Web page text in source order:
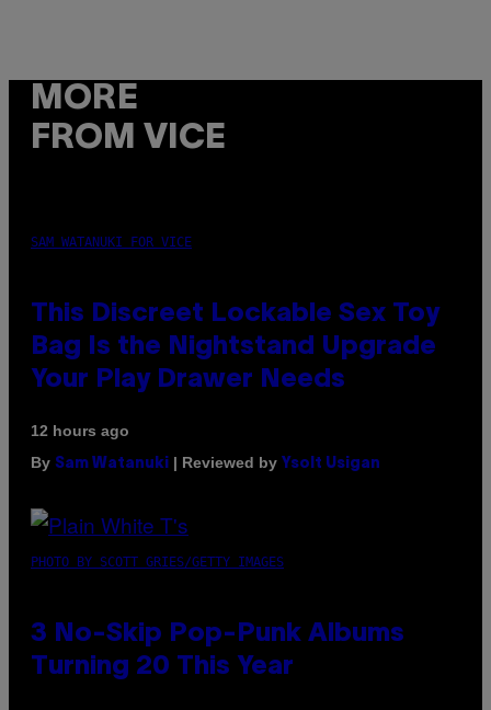
MORE
FROM VICE
SAM WATANUKI FOR VICE
This Discreet Lockable Sex Toy
Bag Is the Nightstand Upgrade
Your Play Drawer Needs
12 hours ago
By Sam Watanuki | Reviewed by Ysolt Usigan
PHOTO BY SCOTT GRIES/GETTY IMAGES
3 No-Skip Pop-Punk Albums
Turning 20 This Year